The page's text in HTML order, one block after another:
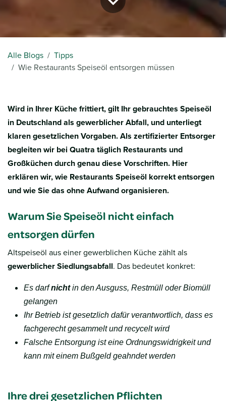
Alle Blogs
Tipps
Wie Restaurants Speiseöl entsorgen müssen
Wird in Ihrer Küche frittiert, gilt Ihr gebrauchtes Speiseöl
in Deutschland als gewerblicher Abfall, und unterliegt
klaren gesetzlichen Vorgaben. Als zertifizierter Entsorger
begleiten wir bei Quatra täglich Restaurants und
Großküchen durch genau diese Vorschriften. Hier
erklären wir, wie Restaurants Speiseöl korrekt entsorgen
und wie Sie das ohne Aufwand organisieren.
Warum Sie Speiseöl nicht einfach
entsorgen dürfen
Altspeiseöl aus einer gewerblichen Küche zählt als
gewerblicher Siedlungsabfall. Das bedeutet konkret:
Es darfnichtin den Ausguss, Restmüll oder Biomüll
gelangen
Ihr Betrieb ist gesetzlich dafür verantwortlich, dass es
fachgerecht gesammelt und recycelt wird
Falsche Entsorgung ist eine Ordnungswidrigkeit und
kann mit einem Bußgeld geahndet werden
Ihre drei gesetzlichen Pflichten